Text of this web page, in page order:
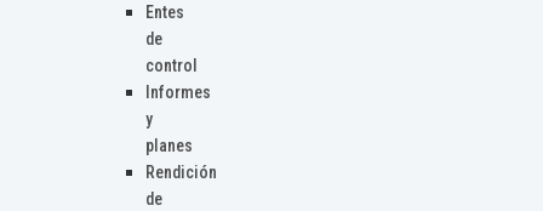
Entes
de
control
Informes
y
planes
Rendición
de